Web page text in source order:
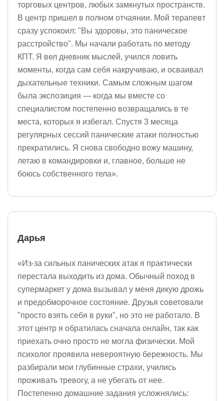
торговых центров, любых замкнутых пространств.
В центр пришел в полном отчаянии. Мой терапевт
сразу успокоил: "Вы здоровы, это паническое
расстройство". Мы начали работать по методу
КПТ. Я вел дневник мыслей, учился ловить
моменты, когда сам себя накручиваю, и осваивал
дыхательные техники. Самым сложным шагом
была экспозиция — когда мы вместе со
специалистом постепенно возвращались в те
места, которых я избегал. Спустя 3 месяца
регулярных сессий панические атаки полностью
прекратились. Я снова свободно вожу машину,
летаю в командировки и, главное, больше не
боюсь собственного тела».
Дарья
«Из-за сильных панических атак я практически
перестала выходить из дома. Обычный поход в
супермаркет у дома вызывал у меня дикую дрожь
и предобморочное состояние. Друзья советовали
"просто взять себя в руки", но это не работало. В
этот центр я обратилась сначала онлайн, так как
приехать очно просто не могла физически. Мой
психолог проявила невероятную бережность. Мы
разбирали мои глубинные страхи, учились
проживать тревогу, а не убегать от нее.
Постепенно домашние задания усложнялись: